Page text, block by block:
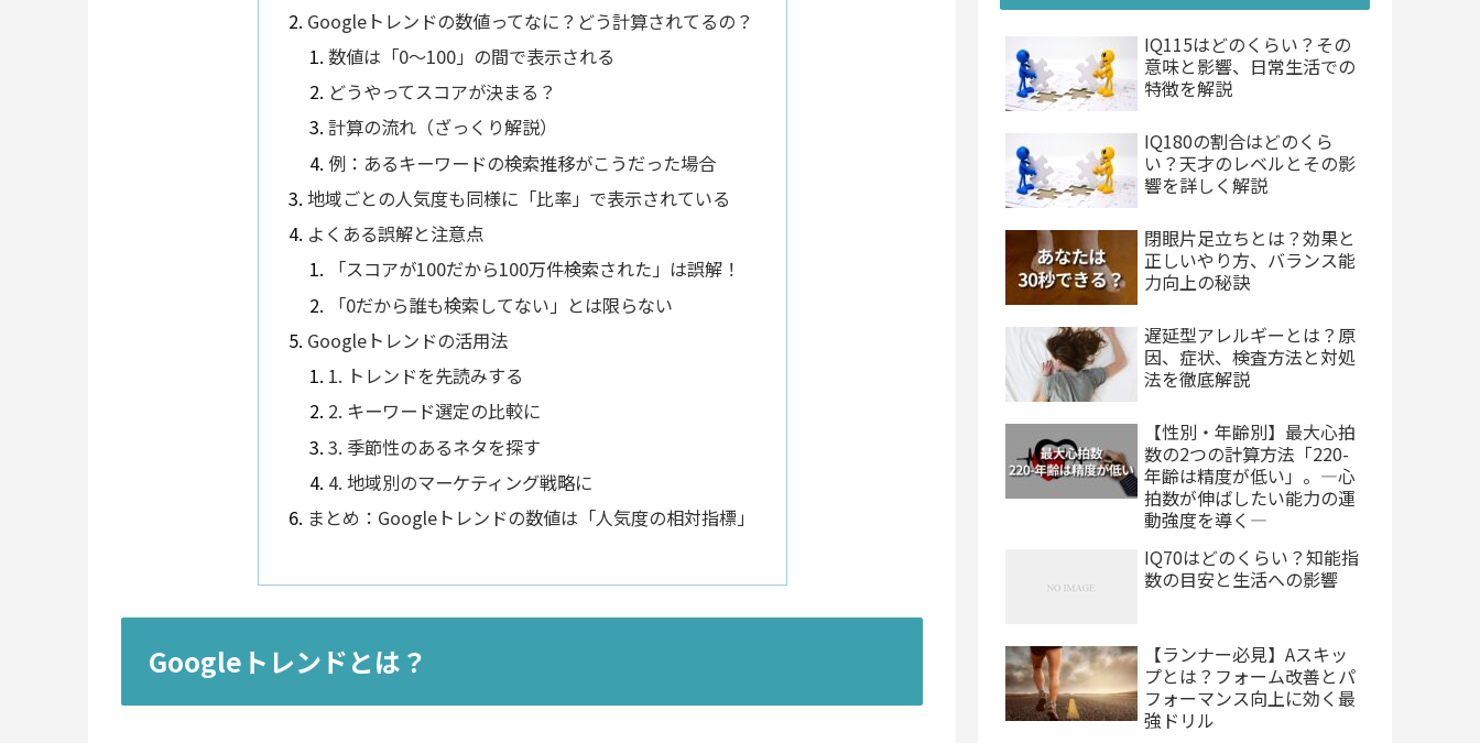
Googleトレンドの数値ってなに？どう計算されてるの？
数値は「0～100」の間で表示される
どうやってスコアが決まる？
計算の流れ（ざっくり解説）
例：あるキーワードの検索推移がこうだった場合
地域ごとの人気度も同様に「比率」で表示されている
よくある誤解と注意点
「スコアが100だから100万件検索された」は誤解！
「0だから誰も検索してない」とは限らない
Googleトレンドの活用法
1. トレンドを先読みする
2. キーワード選定の比較に
3. 季節性のあるネタを探す
4. 地域別のマーケティング戦略に
まとめ：Googleトレンドの数値は「人気度の相対指標」
Googleトレンドとは？
IQ115はどのくらい？その
意味と影響、日常生活での
特徴を解説
IQ180の割合はどのくら
い？天才のレベルとその影
響を詳しく解説
閉眼片足立ちとは？効果と
正しいやり方、バランス能
力向上の秘訣
遅延型アレルギーとは？原
因、症状、検査方法と対処
法を徹底解説
【性別・年齢別】最大心拍
数の2つの計算方法「220-
年齢は精度が低い」。―心
拍数が伸ばしたい能力の運
動強度を導く―
IQ70はどのくらい？知能指
数の目安と生活への影響
【ランナー必見】Aスキッ
プとは？フォーム改善とパ
フォーマンス向上に効く最
強ドリル